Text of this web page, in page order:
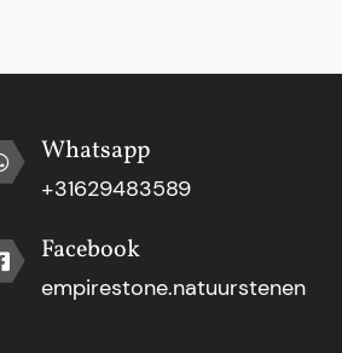
Whatsapp
+31629483589
Facebook
empirestone.natuurstenen